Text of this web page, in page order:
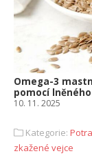
Omega-3
pomocí
10. 11. 2025
Kategorie:
zkažené vejce